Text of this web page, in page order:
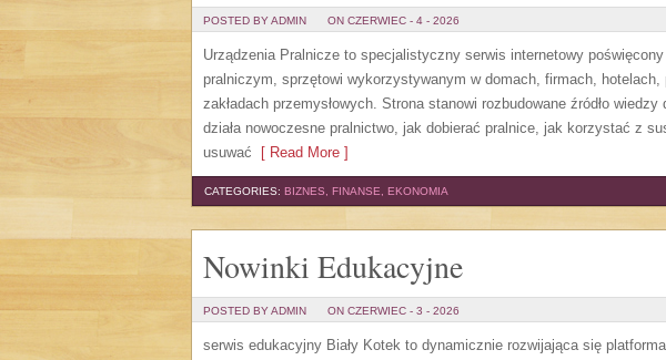
POSTED BY ADMIN ON CZERWIEC - 4 - 2026
Urządzenia Pralnicze to specjalistyczny serwis internetowy
pralniczym, sprzętowi wykorzystywanym w domach, firmach, hotelach,
zakładach przemysłowych. Strona stanowi rozbudowane źródło
działa nowoczesne pralnictwo, jak dobierać pralnice, jak korzystać z
usuwać [ Read More ]
CATEGORIES: BIZNES, FINANSE, EKONOMIA
Nowinki Edukacyjne
POSTED BY ADMIN ON CZERWIEC - 3 - 2026
serwis edukacyjny Biały Kotek to dynamicznie rozwijająca się